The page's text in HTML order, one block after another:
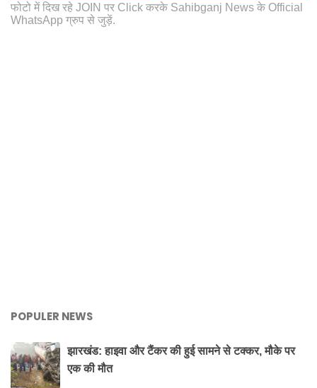
फोटो में दिख रहे JOIN पर Click करके Sahibganj News के Official
WhatsApp ग्रुप से जुड़ें.
POPULER NEWS
झारखंड: हाइवा और टैंकर की हुई सामने से टक्कर, मौके पर
एक की मौत